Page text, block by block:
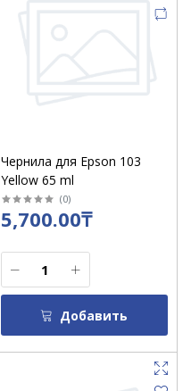
Чернила для Epson 103
Yellow 65 ml
(0)
5,700.00₸
Добавить